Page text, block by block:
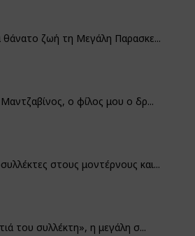
θάνατο ζωή τη Μεγάλη Παρασκε...
ο φίλος μου ο δρ...
στους μοντέρνους και...
του συλλέκτη», η μεγάλη σ...